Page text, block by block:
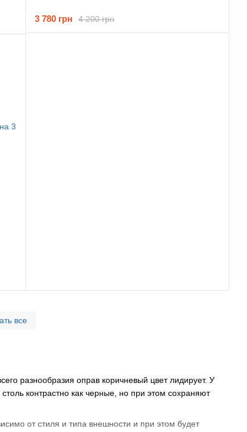
разнообразия оправ коричневый цвет лидирует. У
контрастно как черные, но при этом сохраняют
от стиля и типа внешности и при этом будет
4 200 грн
3 780 грн
все